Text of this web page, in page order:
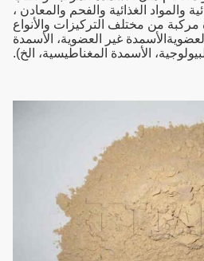
والمواد الغذائية والفحم والمعادن ،
مركبة من مختلف التركيزات والأنواع
غير العضوية، الأسمدة
الأسمدة المغناطيسية، الخ).